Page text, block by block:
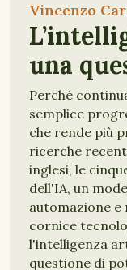
Vincenzo
una
Perché
semplice
che rende più
ricerche
inglesi, le
dell'IA, un
automazione
cornice
l'intelligenza
questione di